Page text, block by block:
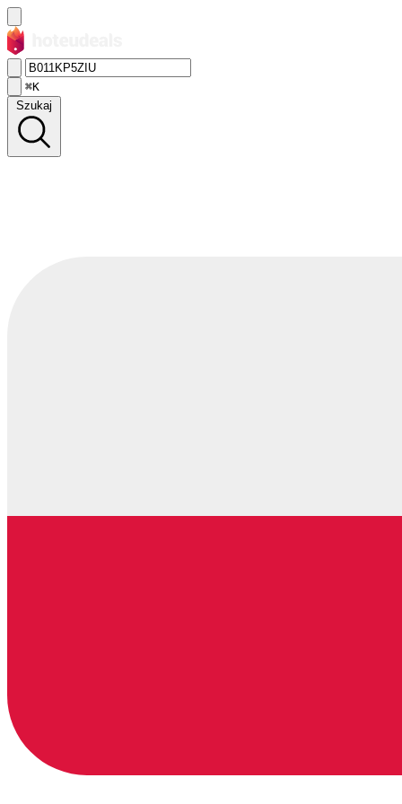
⌘K
Szukaj